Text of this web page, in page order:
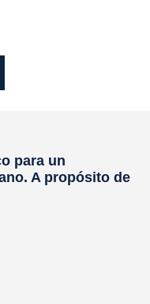
para un
A propósito de